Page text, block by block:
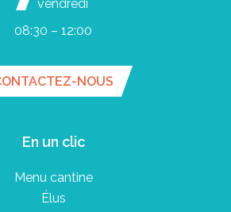
vendredi
08:30 – 12:00
NOUS
En un clic
Menu cantine
Élus